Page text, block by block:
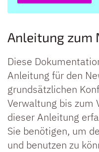
Anleitung zum
Diese
Anleitung für den
grundsätzlichen
Verwaltung bis zum
dieser Anleitung
Sie benötigen, um
und benutzen zu